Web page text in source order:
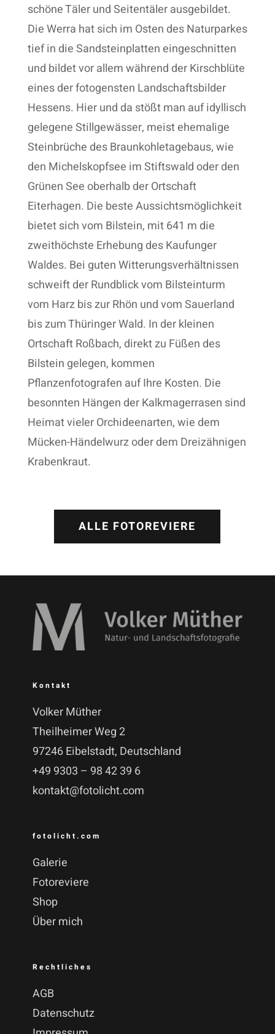
schöne Täler und Seitentäler ausgebildet.
Die Werra hat sich im Osten des Naturparkes
tief in die Sandsteinplatten eingeschnitten
und bildet vor allem während der Kirschblüte
eines der fotogensten Landschaftsbilder
Hessens. Hier und da stößt man auf idyllisch
gelegene Stillgewässer, meist ehemalige
Steinbrüche des Braunkohletagebaus, wie
den Michelskopfsee im Stiftswald oder den
Grünen See oberhalb der Ortschaft
Eiterhagen. Die beste Aussichtsmöglichkeit
bietet sich vom Bilstein, mit 641 m die
zweithöchste Erhebung des Kaufunger
Waldes. Bei guten Witterungsverhältnissen
schweift der Rundblick vom Bilsteinturm
vom Harz bis zur Rhön und vom Sauerland
bis zum Thüringer Wald. In der kleinen
Ortschaft Roßbach, direkt zu Füßen des
Bilstein gelegen, kommen
Pflanzenfotografen auf Ihre Kosten. Die
besonnten Hängen der Kalkmagerrasen sind
Heimat vieler Orchideenarten, wie dem
Mücken-Händelwurz oder dem Dreizähnigen
Krabenkraut.
ALLE FOTOREVIERE
Kontakt
Volker Müther
Theilheimer Weg 2
97246 Eibelstadt, Deutschland
+49 9303 – 98 42 39 6
kontakt@fotolicht.com
fotolicht.com
Galerie
Fotoreviere
Shop
Über mich
Rechtliches
AGB
Datenschutz